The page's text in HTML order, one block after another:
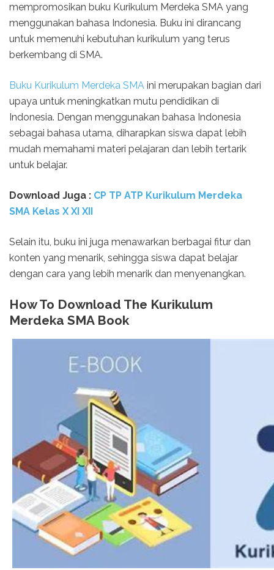
mempromosikan buku Kurikulum Merdeka SMA yang
menggunakan bahasa Indonesia. Buku ini dirancang
untuk memenuhi kebutuhan kurikulum yang terus
berkembang di SMA.
Buku Kurikulum Merdeka SMA ini merupakan bagian dari
upaya untuk meningkatkan mutu pendidikan di
Indonesia. Dengan menggunakan bahasa Indonesia
sebagai bahasa utama, diharapkan siswa dapat lebih
mudah memahami materi pelajaran dan lebih tertarik
untuk belajar.
Download Juga : CP TP ATP Kurikulum Merdeka
SMA Kelas X XI XII
Selain itu, buku ini juga menawarkan berbagai fitur dan
konten yang menarik, sehingga siswa dapat belajar
dengan cara yang lebih menarik dan menyenangkan.
How To Download The Kurikulum
Merdeka SMA Book